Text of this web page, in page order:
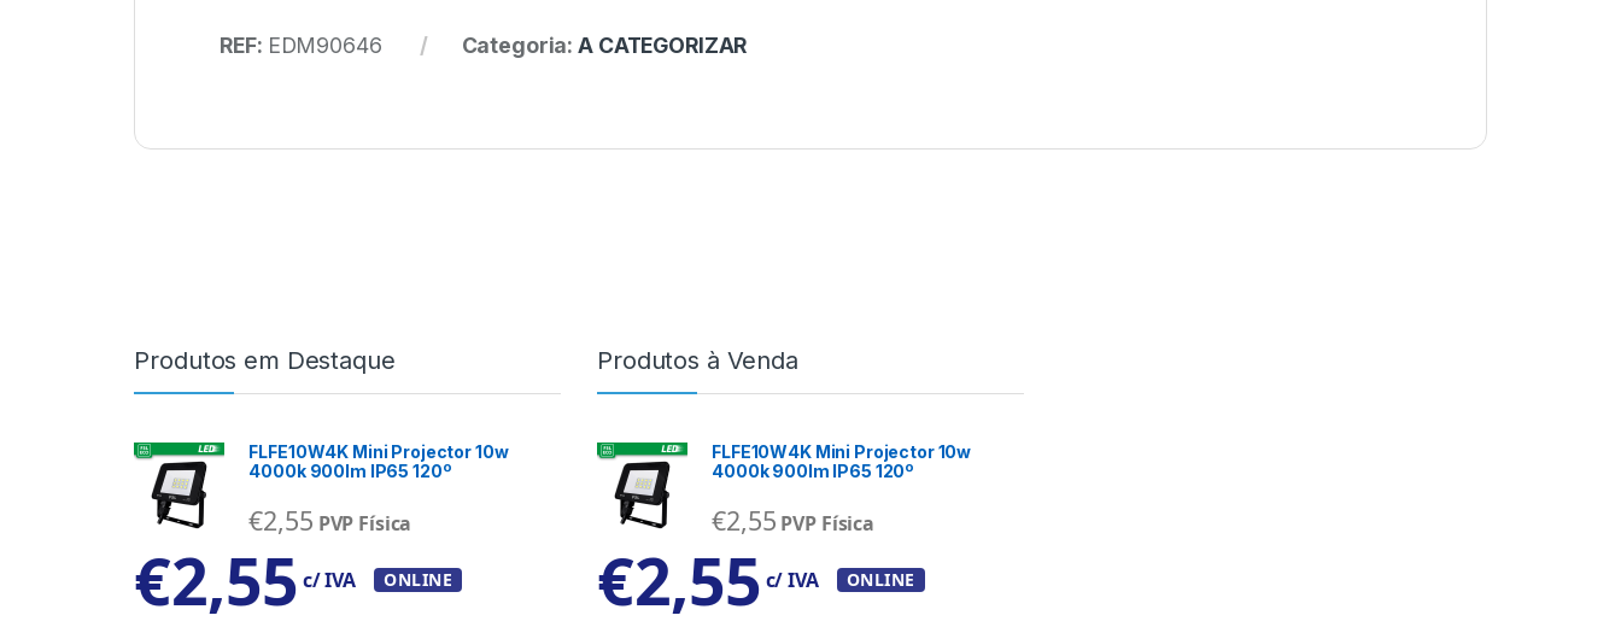
REF: EDM90646 Categoria:A CATEGORIZAR
Produtos em Destaque
FLFE10W4K Mini Projector 10w
4000k 900lm IP65 120º
€2,55 PVP Física
€2,55 c/ IVA ONLINE
Produtos à Venda
FLFE10W4K Mini Projector 10w
4000k 900lm IP65 120º
€2,55 PVP Física
€2,55 c/ IVA ONLINE